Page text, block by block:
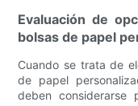
Evaluación de
bolsas de papel
Cuando se trata de
de papel
deben considerarse